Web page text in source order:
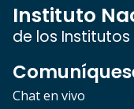
Instituto
de los
Chat en vivo